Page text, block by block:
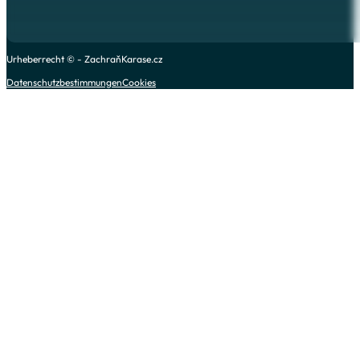
Urheberrecht © - ZachraňKarase.cz
DatenschutzbestimmungenCookies